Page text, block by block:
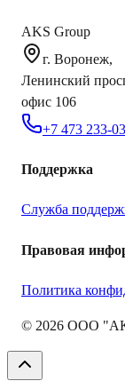
AKS Group
г. Воронеж,
Ленинский
офис 106
+7 473 233-
Поддержка
Служба
Правовая
Политика
© 2026 ООО "АК